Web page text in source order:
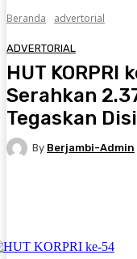
Beranda advertorial
ADVERTORIAL
HUT KORPRI
Serahkan
Tegaskan
By Berjambi-Admin